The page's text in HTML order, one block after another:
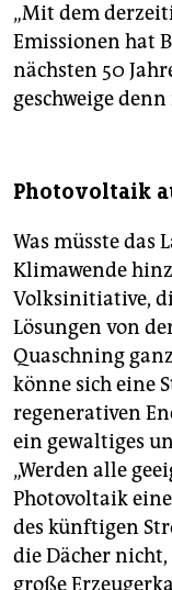
„Mit dem
Emissionen hat
nächsten 50
geschweige denn
Photovoltaik
Was müsste das
Klimawende
Volksinitiative,
Lösungen von
Quaschning
könne sich eine
regenerativen
ein gewaltiges
„Werden alle
Photovoltaik
des künftigen
die Dächer
große